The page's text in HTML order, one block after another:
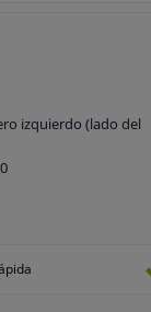
izquierdo (lado del